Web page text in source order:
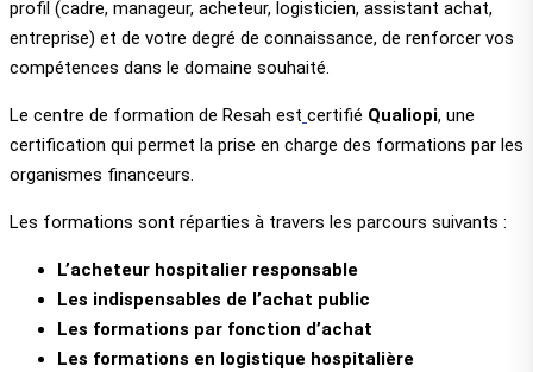
profil (cadre, manageur, acheteur, logisticien, assistant achat,
entreprise) et de votre degré de connaissance, de renforcer vos
compétences dans le domaine souhaité.
Le centre de formation de Resah est certifié Qualiopi, une
certification qui permet la prise en charge des formations par les
organismes financeurs.
Les formations sont réparties à travers les parcours suivants :
L’acheteur hospitalier responsable
Les indispensables de l’achat public
Les formations par fonction d’achat
Les formations en logistique hospitalière